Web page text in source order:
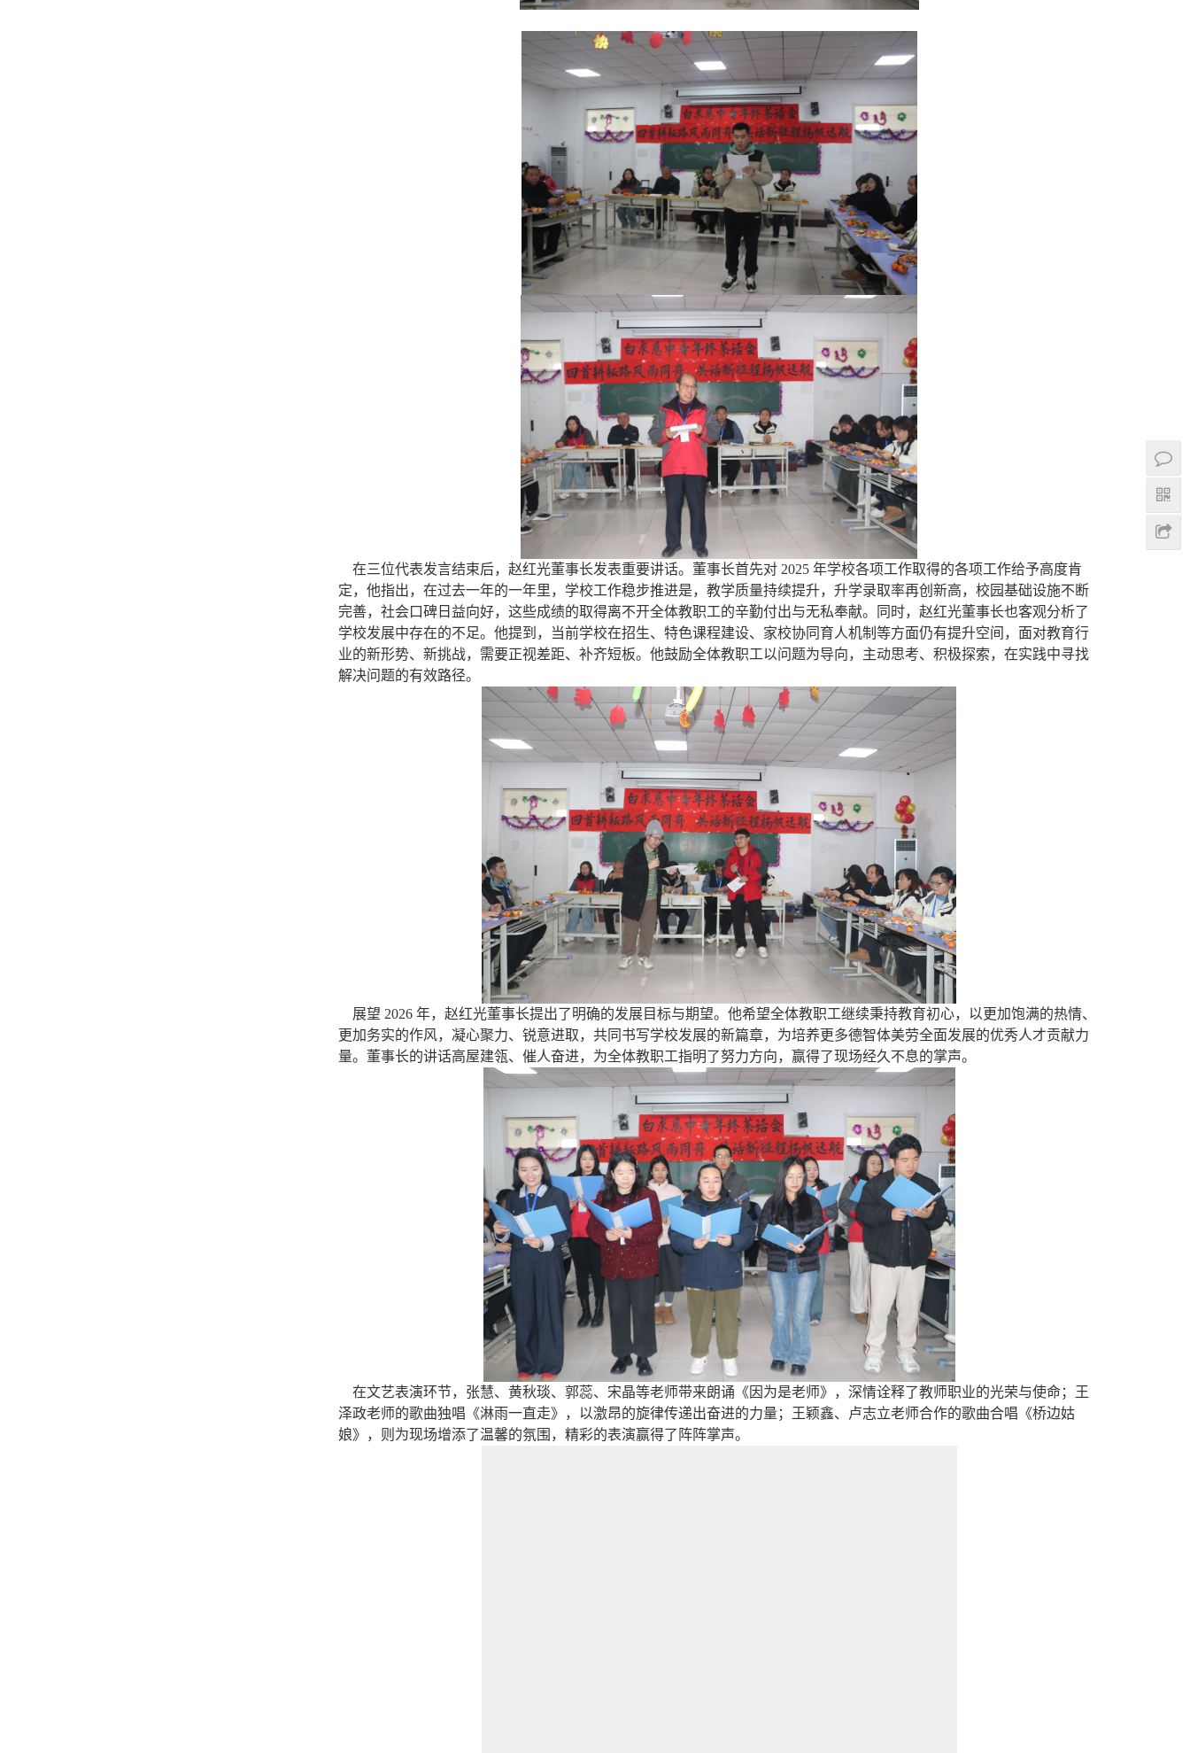
在三位代表发言结束后，赵红光董事长发表重要讲话。董事长首先对 2025 年学校各项工作取得的各项工作给予高度肯
定，他指出，在过去一年的一年里，学校工作稳步推进是，教学质量持续提升，升学录取率再创新高，校园基础设施不断
完善，社会口碑日益向好，这些成绩的取得离不开全体教职工的辛勤付出与无私奉献。同时，赵红光董事长也客观分析了
学校发展中存在的不足。他提到，当前学校在招生、特色课程建设、家校协同育人机制等方面仍有提升空间，面对教育行
业的新形势、新挑战，需要正视差距、补齐短板。他鼓励全体教职工以问题为导向，主动思考、积极探索，在实践中寻找
解决问题的有效路径。
展望 2026 年，赵红光董事长提出了明确的发展目标与期望。他希望全体教职工继续秉持教育初心，以更加饱满的热情、
更加务实的作风，凝心聚力、锐意进取，共同书写学校发展的新篇章，为培养更多德智体美劳全面发展的优秀人才贡献力
量。董事长的讲话高屋建瓴、催人奋进，为全体教职工指明了努力方向，赢得了现场经久不息的掌声。
在文艺表演环节，张慧、黄秋琰、郭蕊、宋晶等老师带来朗诵《因为是老师》，深情诠释了教师职业的光荣与使命；王
泽政老师的歌曲独唱《淋雨一直走》，以激昂的旋律传递出奋进的力量；王颖鑫、卢志立老师合作的歌曲合唱《桥边姑
娘》，则为现场增添了温馨的氛围，精彩的表演赢得了阵阵掌声。